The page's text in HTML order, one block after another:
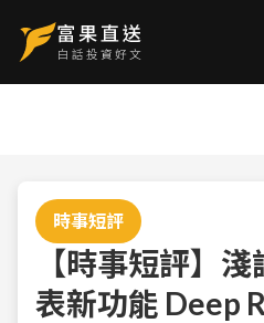
時事短評
【時事短評】
表新功能 Deep